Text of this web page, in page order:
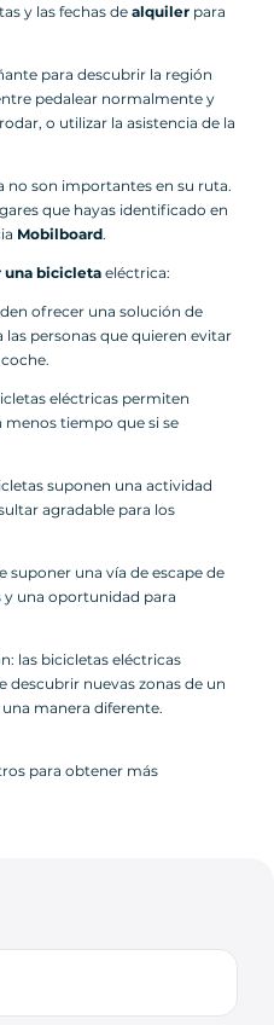
y las fechas de alquiler para
para descubrir la región
pedalear normalmente y
o utilizar la asistencia de la
no son importantes en su ruta.
que hayas identificado en
Mobilboard.
una bicicleta eléctrica:
ofrecer una solución de
personas que quieren evitar
eléctricas permiten
menos tiempo que si se
suponen una actividad
agradable para los
suponer una vía de escape de
y una oportunidad para
las bicicletas eléctricas
nuevas zonas de un
manera diferente.
para obtener más